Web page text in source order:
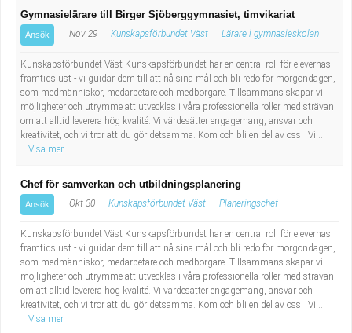
Gymnasielärare till Birger Sjöberggymnasiet, timvikariat
Ansök Nov 29 Kunskapsförbundet Väst Lärare i gymnasieskolan
Kunskapsförbundet Väst Kunskapsförbundet har en central roll för elevernas
framtidslust - vi guidar dem till att nå sina mål och bli redo för morgondagen,
som medmänniskor, medarbetare och medborgare. Tillsammans skapar vi
möjligheter och utrymme att utvecklas i våra professionella roller med strävan
om att alltid leverera hög kvalité. Vi värdesätter engagemang, ansvar och
kreativitet, och vi tror att du gör detsamma. Kom och bli en del av oss! Vi...
Visa mer
Chef för samverkan och utbildningsplanering
Ansök Okt 30 Kunskapsförbundet Väst Planeringschef
Kunskapsförbundet Väst Kunskapsförbundet har en central roll för elevernas
framtidslust - vi guidar dem till att nå sina mål och bli redo för morgondagen,
som medmänniskor, medarbetare och medborgare. Tillsammans skapar vi
möjligheter och utrymme att utvecklas i våra professionella roller med strävan
om att alltid leverera hög kvalité. Vi värdesätter engagemang, ansvar och
kreativitet, och vi tror att du gör detsamma. Kom och bli en del av oss! Vi...
Visa mer